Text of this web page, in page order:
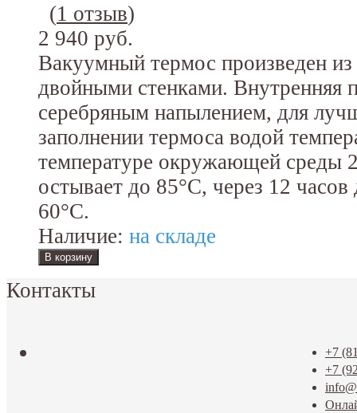
(1 отзыв)
2 940 руб.
Вакуумный термос произведен
двойными стенками. Внутренняя
серебряным напылением, для
заполнении термоса водой
температуре окружающей среды
остывает до 85°C, через 12
60°C.
Наличие: на складе
Контакты
+7
+7